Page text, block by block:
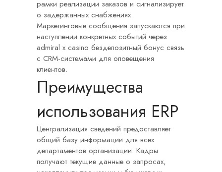
рамки реализации заказов и сигнализирует
о задержанных снабжениях.
Маркетинговые сообщения запускаются при
наступлении конкретных событий через
admiral x casino бездепозитный бонус связь
с CRM-системами для оповещения
клиентов.
Преимущества
использования ERP
Централизация сведений предоставляет
общий базу информации для всех
департаментов организации. Кадры
получают текущие данные о запросах,